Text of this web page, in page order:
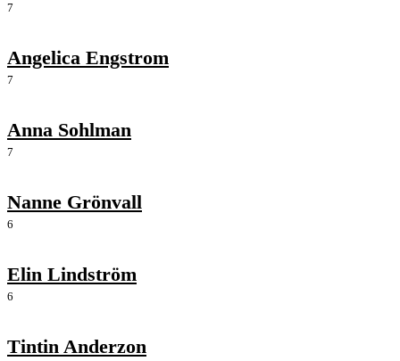
7
Angelica Engstrom
7
Anna Sohlman
7
Nanne Grönvall
6
Elin Lindström
6
Tintin Anderzon